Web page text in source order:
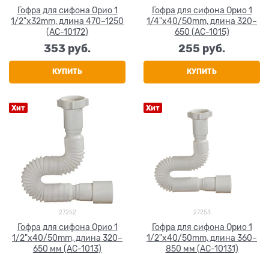
Гофра для сифона Орио 1
1/2"x32mm, длина 470–1250
(AC-10172)
353 руб.
КУПИТЬ
Гофра для сифона Орио 1
1/4"x40/50mm, длина 320–
650 (AC-1015)
255 руб.
КУПИТЬ
Хит
27252
Гофра для сифона Орио 1
1/2"x40/50mm, длина 320–
650 мм (AC-1013)
Хит
27253
Гофра для сифона Орио 1
1/2"x40/50mm, длина 360–
850 мм (AC-10131)